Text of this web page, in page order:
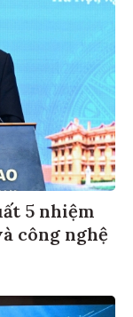
5 nhiệm
công nghệ